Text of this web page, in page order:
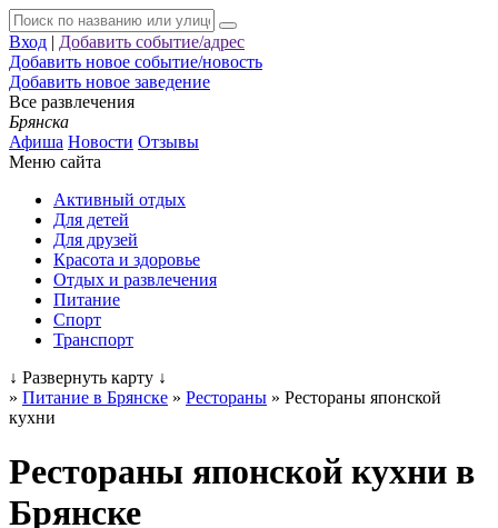
Вход | Добавить событие/адрес
Добавить новое событие/новость
Добавить новое заведение
Все развлечения
Брянска
Афиша Новости Отзывы
Меню сайта
Активный отдых
Для детей
Для друзей
Красота и здоровье
Отдых и развлечения
Питание
Спорт
Транспорт
↓ Развернуть карту ↓
» Питание в Брянске » Рестораны » Рестораны японской
кухни
Рестораны японской кухни в
Брянске